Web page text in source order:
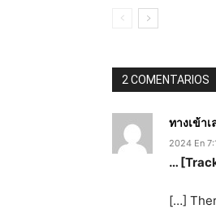
2 COMENTARIOS
ทางเข้า
2024 En
…
[…]